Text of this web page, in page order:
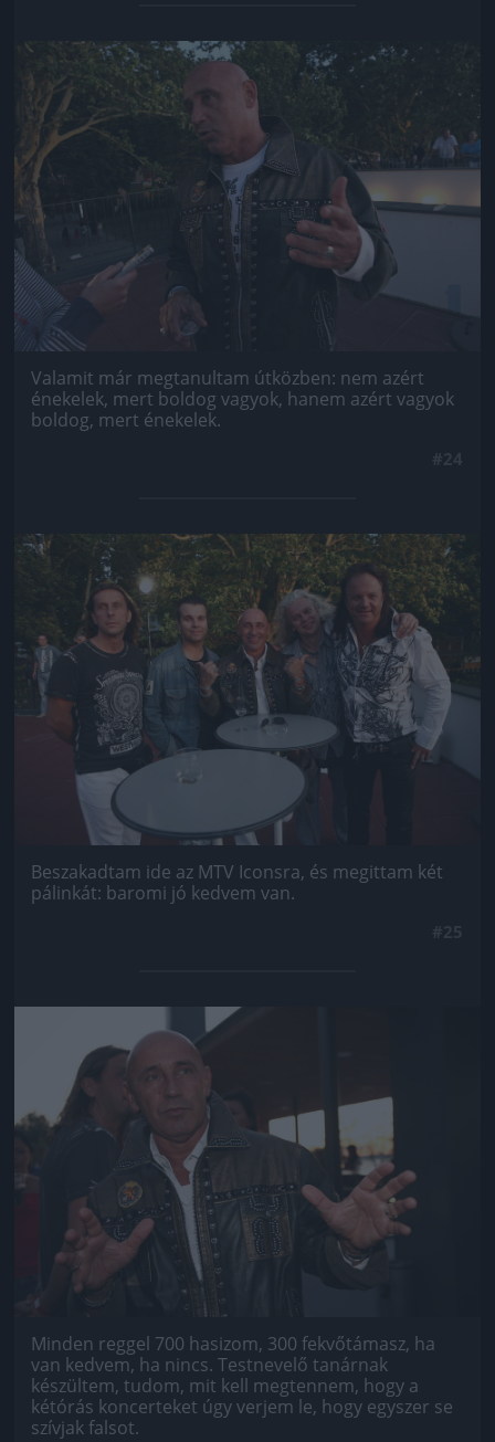
Jön még kép!
Valamit már megtanultam útközben: nem azért
énekelek, mert boldog vagyok, hanem azért vagyok
boldog, mert énekelek.
Jön még kép!
Beszakadtam ide az MTV Iconsra, és megittam két
pálinkát: baromi jó kedvem van.
Jön még kép!
Minden reggel 700 hasizom, 300 fekvőtámasz, ha
van kedvem, ha nincs. Testnevelő tanárnak
készültem, tudom, mit kell megtennem, hogy a
kétórás koncerteket úgy verjem le, hogy egyszer se
szívjak falsot.